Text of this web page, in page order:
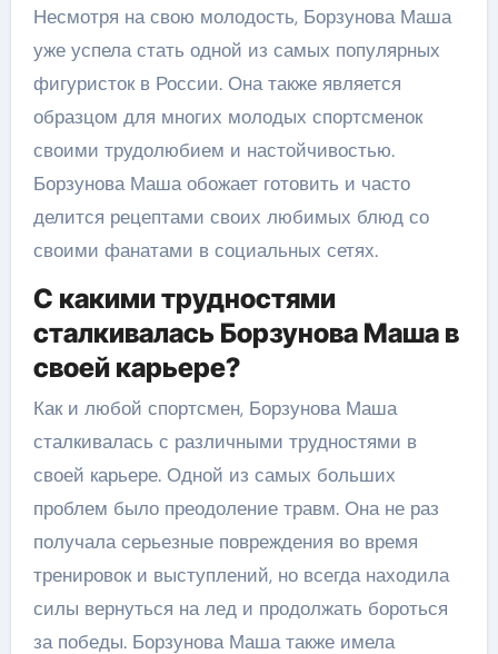
Несмотря на свою молодость, Борзунова Маша
уже успела стать одной из самых популярных
фигуристок в России. Она также является
образцом для многих молодых спортсменок
своими трудолюбием и настойчивостью.
Борзунова Маша обожает готовить и часто
делится рецептами своих любимых блюд со
своими фанатами в социальных сетях.
С какими трудностями
сталкивалась Борзунова Маша в
своей карьере?
Как и любой спортсмен, Борзунова Маша
сталкивалась с различными трудностями в
своей карьере. Одной из самых больших
проблем было преодоление травм. Она не раз
получала серьезные повреждения во время
тренировок и выступлений, но всегда находила
силы вернуться на лед и продолжать бороться
за победы. Борзунова Маша также имела